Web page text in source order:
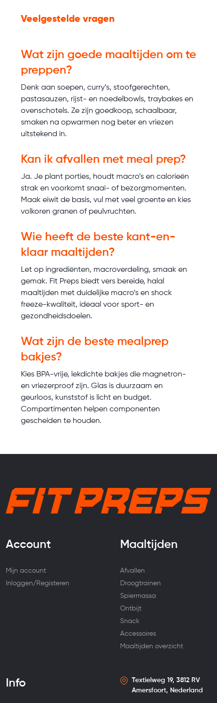
Veelgestelde vragen
Wat zijn goede maaltijden om te
preppen?
Denk aan soepen, curry’s, stoofgerechten,
pastasauzen, rijst- en noedelbowls, traybakes en
ovenschotels. Ze zijn goedkoop, schaalbaar,
smaken na opwarmen nog beter en vriezen
uitstekend in.
Kan ik afvallen met meal prep?
Ja. Je plant porties, houdt macro’s en calorieën
strak en voorkomt snaai- of bezorgmomenten.
Maak eiwit de basis, vul met veel groente en kies
volkoren granen of peulvruchten.
Wie heeft de beste kant-en-
klaar maaltijden?
Let op ingrediënten, macroverdeling, smaak en
gemak. Fit Preps biedt vers bereide, halal
maaltijden met duidelijke macro’s en shock
freeze-kwaliteit, ideaal voor sport- en
gezondheidsdoelen.
Wat zijn de beste mealprep
bakjes?
Kies BPA-vrije, lekdichte bakjes die magnetron-
en vriezerproof zijn. Glas is duurzaam en
geurloos, kunststof is licht en budget.
Compartimenten helpen componenten
gescheiden te houden.
Account
Mijn account
Inloggen/Registeren
Maaltijden
Afvallen
Droogtrainen
Spiermassa
Ontbijt
Snack
Accessoires
Maaltijden overzicht
Info
Textielweg 19, 3812 RV
Amersfoort, Nederland